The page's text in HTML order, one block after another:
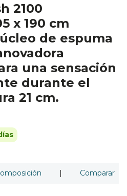
2100
x 190 cm
de espuma
una sensación
durante el
21 cm.
| Comparar